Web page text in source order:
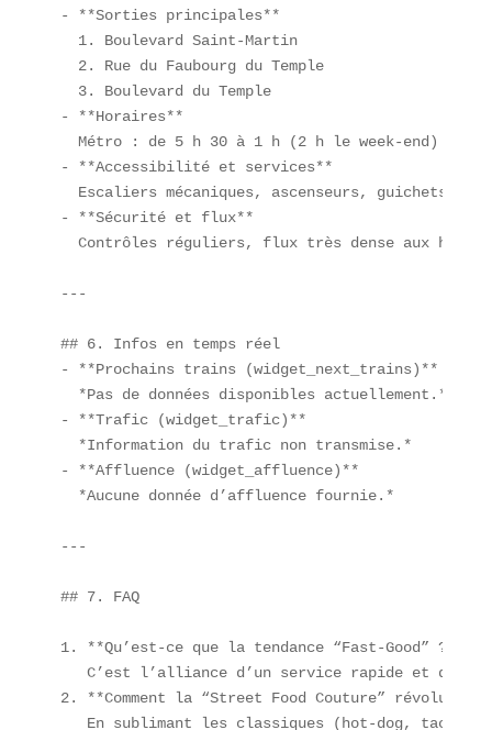
- **Sorties principales**
  1. Boulevard Saint-Martin
  2. Rue du Faubourg du Temple
  3. Boulevard du Temple
- **Horaires**
  Métro : de 5 h 30 à 1 h (2 h le week-end)
- **Accessibilité et services**
Escaliers mécaniques, ascenseurs, guichets
- **Sécurité et flux**
Contrôles réguliers, flux très dense aux
---
## 6. Infos en temps réel
- **Prochains trains (widget_next_trains)**
  *Pas de données disponibles actuellement.*
- **Trafic (widget_trafic)**
  *Information du trafic non transmise.*
- **Affluence (widget_affluence)**
  *Aucune donnée d’affluence fournie.*
---
## 7. FAQ
1. **Qu’est-ce que la tendance “Fast-Good” ?**
C’est l’alliance d’un service rapide et
2. **Comment la “Street Food Couture”
En sublimant les classiques (hot-dog,